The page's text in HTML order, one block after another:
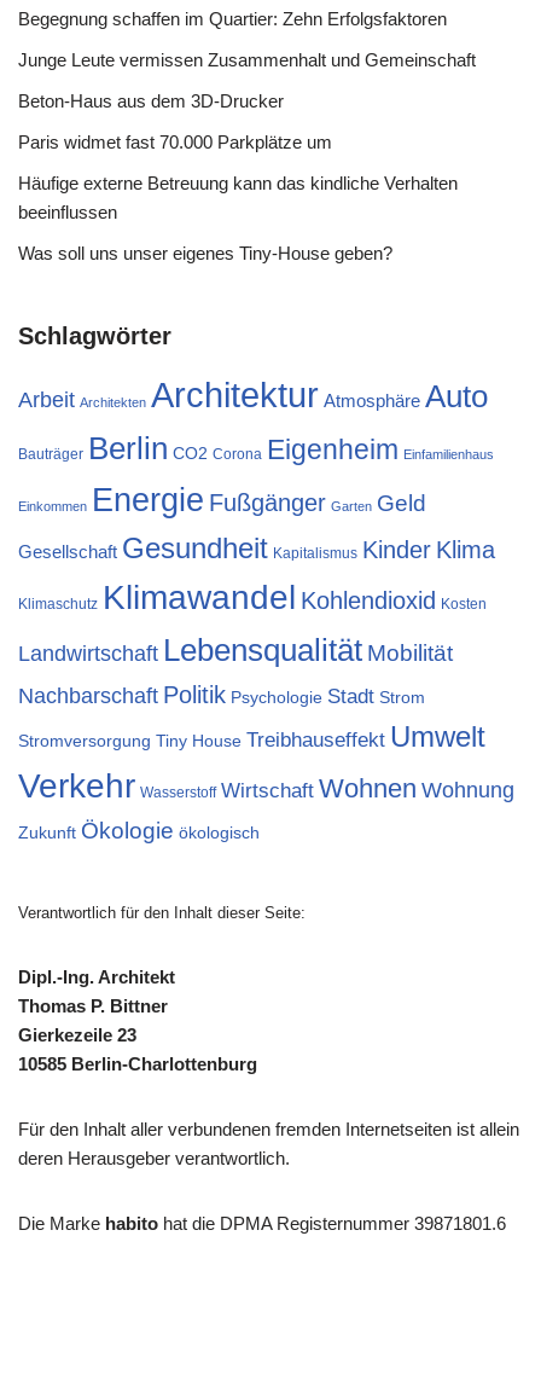
Begegnung schaffen im Quartier: Zehn Erfolgsfaktoren
Junge Leute vermissen Zusammenhalt und Gemeinschaft
Beton-Haus aus dem 3D-Drucker
Paris widmet fast 70.000 Parkplätze um
Häufige externe Betreuung kann das kindliche Verhalten
beeinflussen
Was soll uns unser eigenes Tiny-House geben?
Schlagwörter
Arbeit Architekten Architektur Atmosphäre Auto
Bauträger Berlin CO2 Corona Eigenheim Einfamilienhaus
Einkommen Energie Fußgänger Garten Geld
Gesellschaft Gesundheit Kapitalismus Kinder Klima
Klimaschutz Klimawandel Kohlendioxid Kosten
Landwirtschaft Lebensqualität Mobilität
Nachbarschaft Politik Psychologie Stadt Strom
Stromversorgung Tiny House Treibhauseffekt Umwelt
Verkehr Wasserstoff Wirtschaft Wohnen Wohnung
Zukunft Ökologie ökologisch
Verantwortlich für den Inhalt dieser Seite:
Dipl.-Ing. Architekt
Thomas P. Bittner
Gierkezeile 23
10585 Berlin-Charlottenburg
Für den Inhalt aller verbundenen fremden Internetseiten ist allein
deren Herausgeber verantwortlich.
Die Marke habito hat die DPMA Registernummer 39871801.6